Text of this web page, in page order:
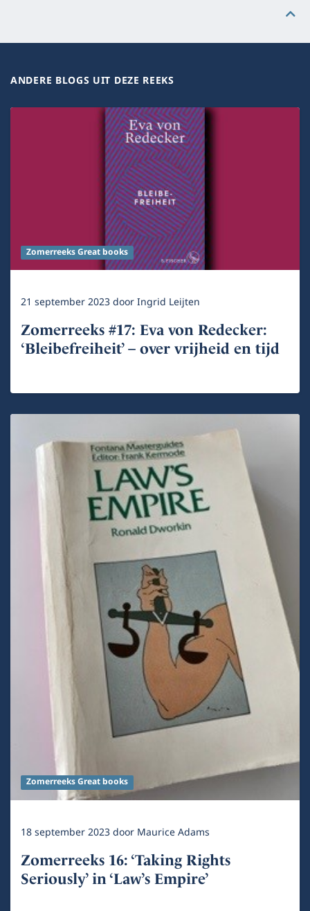
ANDERE BLOGS UIT DEZE REEKS
Zomerreeks Great books
21 september 2023doorIngrid Leijten
Zomerreeks #17: Eva von Redecker:
‘Bleibefreiheit’ – over vrijheid en tijd
Zomerreeks Great books
18 september 2023door Maurice Adams
Zomerreeks 16: ‘Taking Rights
Seriously’ in ‘Law’s Empire’